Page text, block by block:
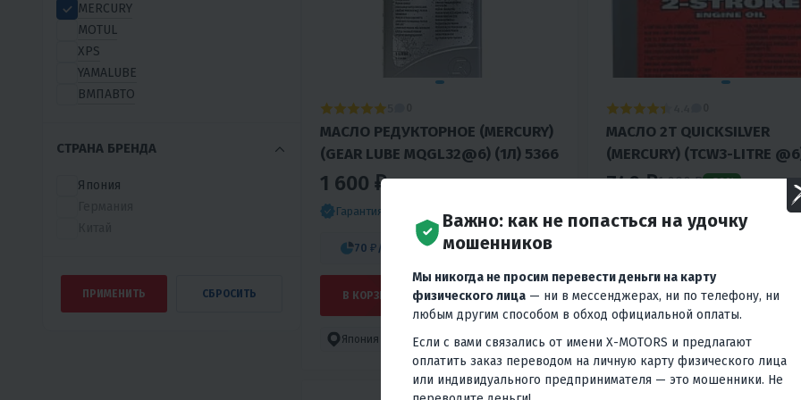
MERCURY
MOTUL
XPS
YAMALUBE
ВМПАВТО
СТРАНА БРЕНДА
Япония
МАСЛО РЕДУКТОРНОЕ (MERCURY)
(GEAR LUBE MQGL32@6) (1Л) 5366
1 600 ₽
Гарантия лучшей цены
70 ₽ /мес 70 ₽/мес
В КОРЗИНУ КУПИТЬ В 1 КЛИК
Япония
МАСЛО 2T QUICKSILVER
(MERCURY) (TCW3-LITRE
740 ₽1 090 ₽ -32%
В КОРЗИНУ КУПИТЬ
Япония
Важно: как не попасться на удочку
мошенников
Мы никогда не просим перевести деньги на карту
физического лица — ни в мессенджерах, ни по телефону, ни
любым другим способом в обход официальной оплаты.
Если с вами связались от имени X-MOTORS и предлагают
оплатить заказ переводом на личную карту физического лица
или индивидуального предпринимателя — это мошенники. Не